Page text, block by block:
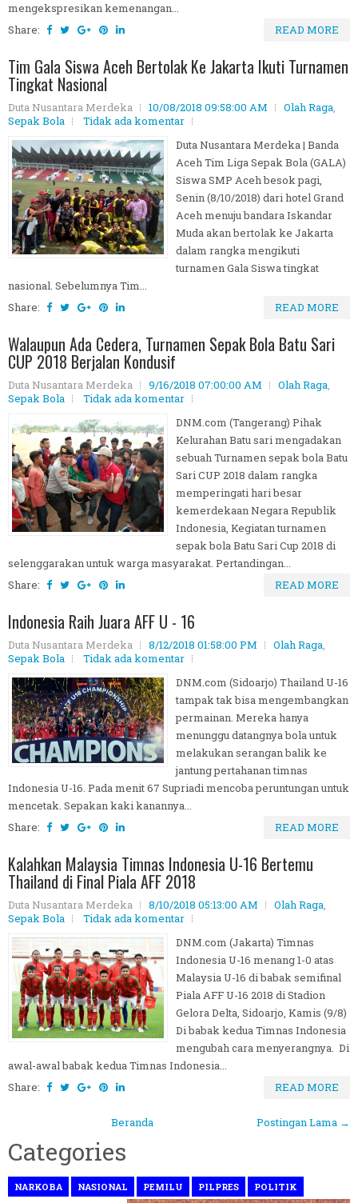
mengekspresikan kemenangan...
Share:
READ MORE
Tim Gala Siswa Aceh Bertolak Ke Jakarta Ikuti Turnamen
Tingkat Nasional
Duta Nusantara Merdeka 10/08/2018 09:58:00 AM Olah Raga,
Sepak Bola
Tidak ada komentar
Duta Nusantara Merdeka | Banda
Aceh Tim Liga Sepak Bola (GALA)
Siswa SMP Aceh besok pagi,
Senin (8/10/2018) dari hotel Grand
Aceh menuju bandara Iskandar
Muda akan bertolak ke Jakarta
dalam rangka mengikuti
turnamen Gala Siswa tingkat
nasional. Sebelumnya Tim...
Share:
READ MORE
Walaupun Ada Cedera, Turnamen Sepak Bola Batu Sari
CUP 2018 Berjalan Kondusif
Duta Nusantara Merdeka 9/16/2018 07:00:00 AM Olah Raga,
Sepak Bola
Tidak ada komentar
DNM.com (Tangerang) Pihak
Kelurahan Batu sari mengadakan
sebuah Turnamen sepak bola Batu
Sari CUP 2018 dalam rangka
memperingati hari besar
kemerdekaan Negara Republik
Indonesia, Kegiatan turnamen
sepak bola Batu Sari Cup 2018 di
selenggarakan untuk warga masyarakat. Pertandingan...
Share:
READ MORE
Indonesia Raih Juara AFF U - 16
Duta Nusantara Merdeka 8/12/2018 01:58:00 PM Olah Raga,
Sepak Bola
Tidak ada komentar
DNM.com (Sidoarjo) Thailand U-16
tampak tak bisa mengembangkan
permainan. Mereka hanya
menunggu datangnya bola untuk
melakukan serangan balik ke
jantung pertahanan timnas
Indonesia U-16. Pada menit 67 Supriadi mencoba peruntungan untuk
mencetak. Sepakan kaki kanannya...
Share:
READ MORE
Kalahkan Malaysia Timnas Indonesia U-16 Bertemu
Thailand di Final Piala AFF 2018
Duta Nusantara Merdeka 8/10/2018 05:13:00 AM Olah Raga,
Sepak Bola
Tidak ada komentar
DNM.com (Jakarta) Timnas
Indonesia U-16 menang 1-0 atas
Malaysia U-16 di babak semifinal
Piala AFF U-16 2018 di Stadion
Gelora Delta, Sidoarjo, Kamis (9/8)
Di babak kedua Timnas Indonesia
mengubah cara menyerangnya. Di
awal-awal babak kedua Timnas Indonesia...
Share:
READ MORE
Postingan Lama →
Beranda
Categories
NARKOBA NASIONAL PEMILU PILPRES POLITIK